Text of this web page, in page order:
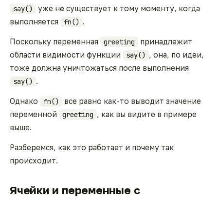
say()
уже не существует к тому моменту, когда
выполняется
fn() .
Поскольку переменная greeting
принадлежит
области видимости функции
say() , она, по идеи,
тоже должна уничтожаться после выполнения
say() .
Однако fn()
все равно как-то выводит значение
переменной
greeting , как вы видите в примере
выше.
Разберемся, как это работает и почему так
происходит.
Ячейки и переменные с